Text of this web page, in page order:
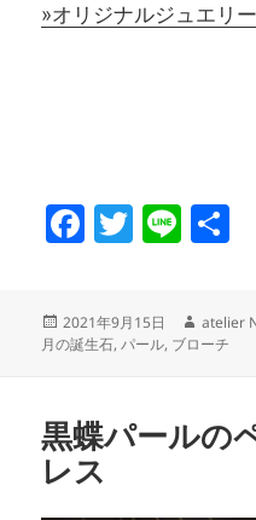
»オリジナルジュエリ
F
e
o
o
k
T
er
Li
投
稿
2021年9月15日
作
成
atelier
月の誕生石,パール, ブローチ
黒蝶パールの
レス